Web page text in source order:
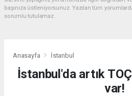
başınıza üstleniyorsunuz. Yazılan tüm
sorumlu tutulamaz.
Anasayfa İstanbul
İstanbul'da artık
var!